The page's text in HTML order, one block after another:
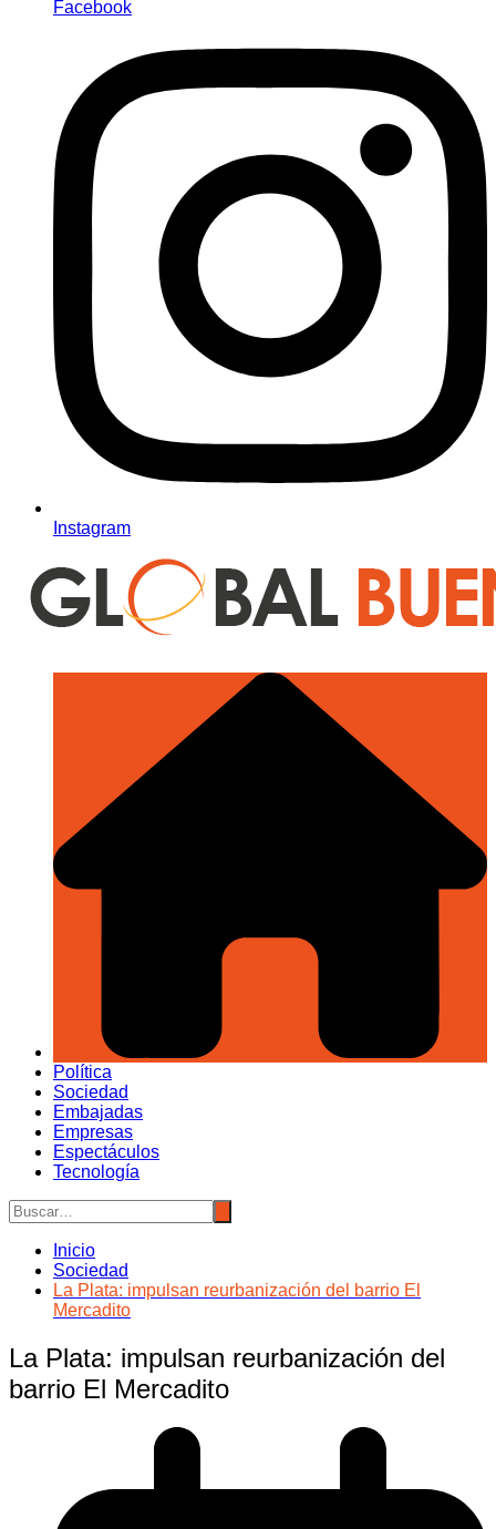
Facebook
Instagram
Política
Sociedad
Embajadas
Empresas
Espectáculos
Tecnología
Inicio
Sociedad
La Plata: impulsan reurbanización del barrio El
Mercadito
La Plata: impulsan reurbanización del
barrio El Mercadito